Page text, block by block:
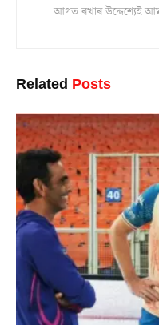
আগত ৰখাৰ উদ্দেশ্যেই
Related Posts